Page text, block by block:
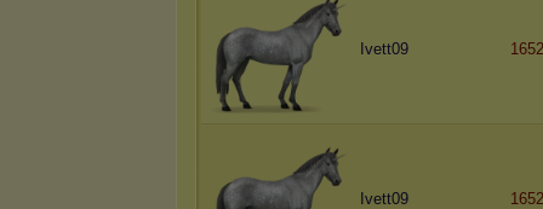
Ivett09
Ivett09